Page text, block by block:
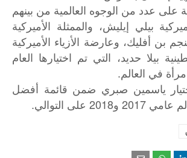
على عدد من الوجوه العالمية من بينهم
بيلي إيليش، والممثلة الأميركية
بن أفليك، وعارضة الأزياء الأميركية
بيلا حديد، التي تم اختيارها العام
في العالم.
ياسمين صبري ضمن قائمة
أفضل
عامي و2018 على التوالي.